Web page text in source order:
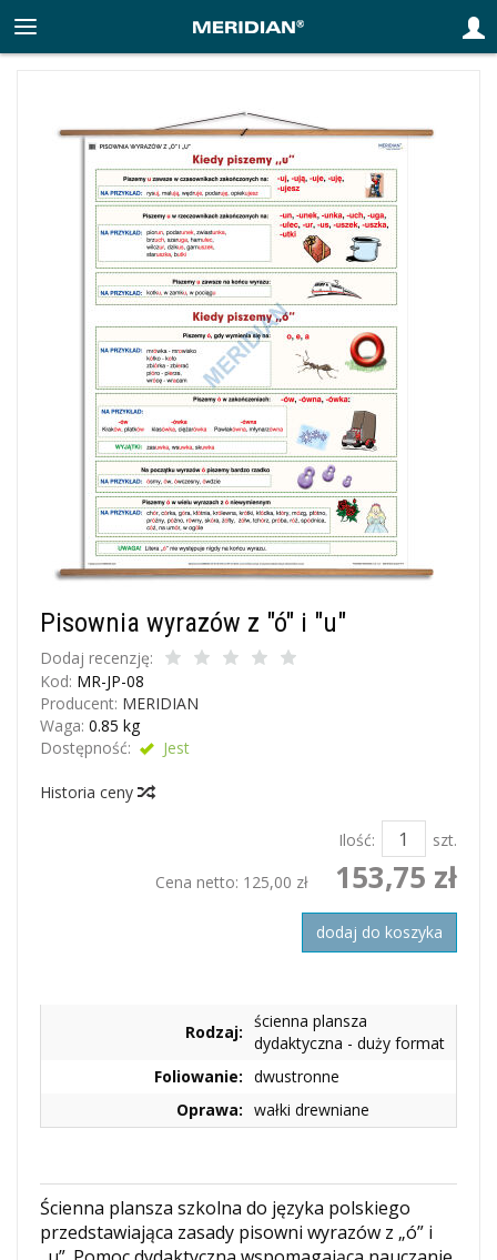
Pisownia wyrazów z "ó" i "u"
Dodaj recenzję:
Kod: MR-JP-08
Producent: MERIDIAN
Waga: 0.85 kg
Dostępność:
Jest
Historia ceny
Ilość:
szt.
Cena netto: 125,00 zł 153,75 zł
dodaj do koszyka
Rodzaj:
ścienna plansza
dydaktyczna - duży format
Foliowanie: dwustronne
Oprawa: wałki drewniane
Ścienna plansza szkolna do języka polskiego
przedstawiająca zasady pisowni wyrazów z „ó” i